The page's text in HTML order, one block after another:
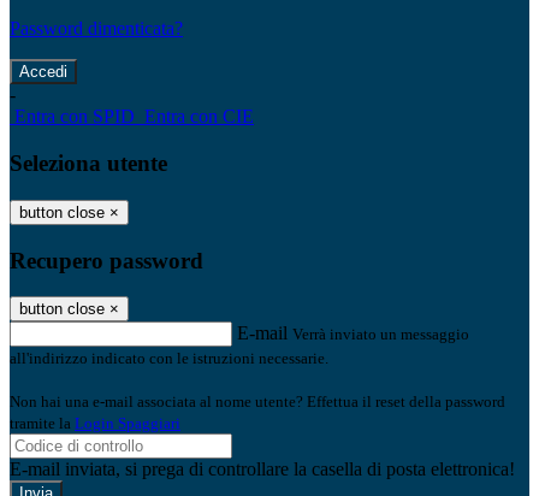
Password dimenticata?
-
Entra con SPID Entra con CIE
Seleziona utente
button close ×
Recupero password
button close ×
E-mail Verrà inviato un messaggio
all'indirizzo indicato con le istruzioni necessarie.
Non hai una e-mail associata al nome utente? Effettua il reset della password
tramite la Login Spaggiari
E-mail inviata, si prega di controllare la casella di posta elettronica!